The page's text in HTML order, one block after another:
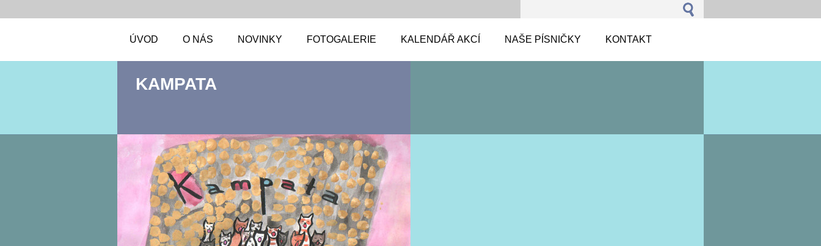
ÚVOD O NÁS NOVINKY FOTOGALERIE KALENDÁŘ AKCÍ NAŠE PÍSNIČKY KONTAKT
KAMPATA